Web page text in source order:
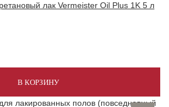
лак Vermeister Oil Plus 1K 5 л
В КОРЗИНУ